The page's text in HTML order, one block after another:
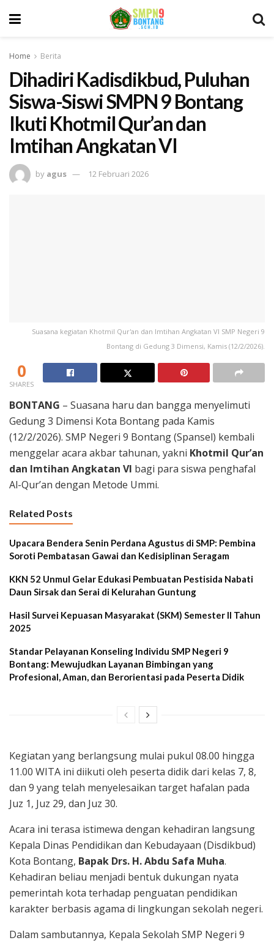
Home Berita
Dihadiri Kadisdikbud, Puluhan
Siswa-Siswi SMPN 9 Bontang
Ikuti Khotmil Qur’an dan
Imtihan Angkatan VI
by agus 12 Februari 2026
Suasana kegiatan Khotmil Qur'an dan Imtihan Angkatan VI SMP Negeri 9
Bontang di Gedung 3 Dimensi, Kamis (12/2/2026).
0
SHARES
BONTANG – Suasana haru dan bangga menyelimuti
Gedung 3 Dimensi Kota Bontang pada Kamis
(12/2/2026). SMP Negeri 9 Bontang (Spansel) kembali
menggelar acara akbar tahunan, yakni Khotmil Qur’an
dan Imtihan Angkatan VI bagi para siswa penghafal
Al-Qur’an dengan Metode Ummi.
Related Posts
Upacara Bendera Senin Perdana Agustus di SMP: Pembina
Soroti Pembatasan Gawai dan Kedisiplinan Seragam
KKN 52 Unmul Gelar Edukasi Pembuatan Pestisida Nabati
Daun Sirsak dan Serai di Kelurahan Guntung
Hasil Survei Kepuasan Masyarakat (SKM) Semester II Tahun
2025
Standar Pelayanan Konseling Individu SMP Negeri 9
Bontang: Mewujudkan Layanan Bimbingan yang
Profesional, Aman, dan Berorientasi pada Peserta Didik
Kegiatan yang berlangsung mulai pukul 08.00 hingga
11.00 WITA ini diikuti oleh peserta didik dari kelas 7, 8,
dan 9 yang telah menyelesaikan target hafalan pada
Juz 1, Juz 29, dan Juz 30.
Acara ini terasa istimewa dengan kehadiran langsung
Kepala Dinas Pendidikan dan Kebudayaan (Disdikbud)
Kota Bontang, Bapak Drs. H. Abdu Safa Muha.
Kehadiran beliau menjadi bentuk dukungan nyata
pemerintah kota terhadap penguatan pendidikan
karakter berbasis agama di lingkungan sekolah negeri.
Dalam sambutannya, Kepala Sekolah SMP Negeri 9